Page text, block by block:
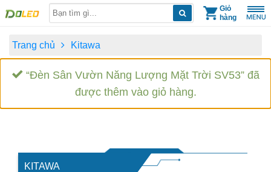
Giỏ
hàng
Trang chủ Kitawa
“Đèn Sân Vườn Năng Lượng Mặt Trời SV53” đã
được thêm vào giỏ hàng.
KITAWA